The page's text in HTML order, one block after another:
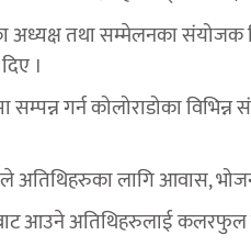
अध्यक्ष तथा सम्मेलनका
।
गर्न कोलोराडोका
लागि आवास, भोजन
आउने अतिथिहरुलाई कलरफुल